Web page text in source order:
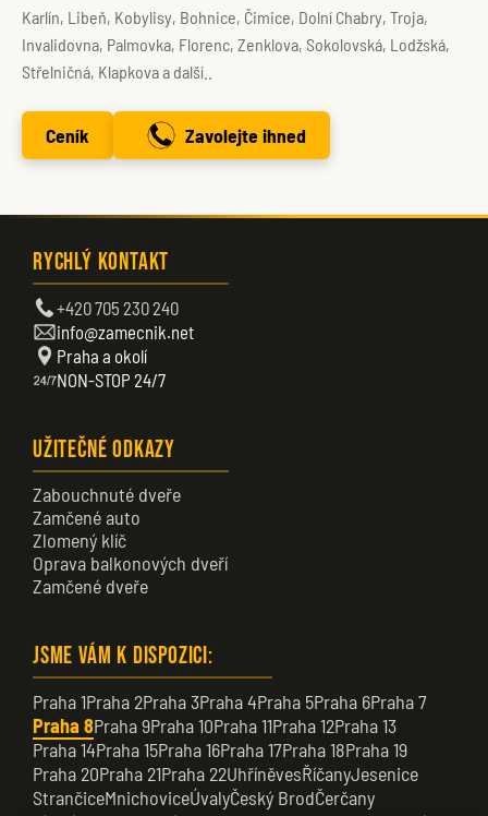
Karlín, Libeň, Kobylisy, Bohnice, Čimice, Dolní Chabry, Troja,
Invalidovna, Palmovka, Florenc, Zenklova, Sokolovská, Lodžská,
Střelničná, Klapkova a další..
Ceník Zavolejte ihned
Rychlý kontakt
+420 705 230 240
info@zamecnik.net
Praha a okolí
NON-STOP 24/7
Užitečné odkazy
Zabouchnuté dveře
Zamčené auto
Zlomený klíč
Oprava balkonových dveří
Zamčené dveře
Jsme vám k dispozici:
Praha 1Praha 2Praha 3Praha 4Praha 5Praha 6Praha 7
Praha 8Praha 9Praha 10Praha 11Praha 12Praha 13
Praha 14Praha 15Praha 16Praha 17Praha 18Praha 19
Praha 20Praha 21Praha 22UhříněvesŘíčanyJesenice
StrančiceMnichoviceÚvalyČeský BrodČerčany